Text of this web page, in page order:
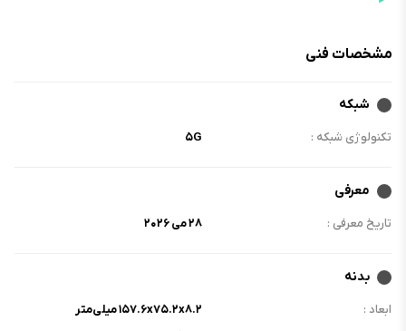
مشخصات فنی
شبکه
تکنولوژی شبکه : ۵G
معرفی
تاریخ معرفی : ۲۸ می ۲۰۲۶
بدنه
ابعاد :
۱۵۷.۶x۷۵.۲x۸.۲ میلی‌متر